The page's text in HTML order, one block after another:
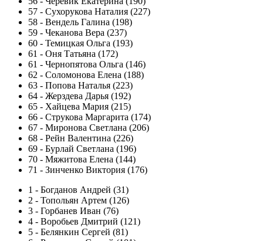
57 - Сухорукова Наталия (227)
58 - Вендель Галина (198)
59 - Чеканова Вера (237)
60 - Темицкая Ольга (193)
61 - Оня Татьяна (172)
61 - Чернопятова Ольга (146)
62 - Соломонова Елена (188)
63 - Попова Наталья (223)
64 - Жерздева Дарья (192)
65 - Хайцева Мария (215)
66 - Струкова Маргарита (174)
67 - Миронова Светлана (206)
68 - Рейн Валентина (226)
69 - Бурлай Светлана (196)
70 - Мяжитова Елена (144)
71 - Зинченко Виктория (176)
1 - Богданов Андрей (31)
2 - Топольян Артем (126)
3 - Горбанев Иван (76)
4 - Воробьев Дмитрий (121)
5 - Белянкин Сергей (81)